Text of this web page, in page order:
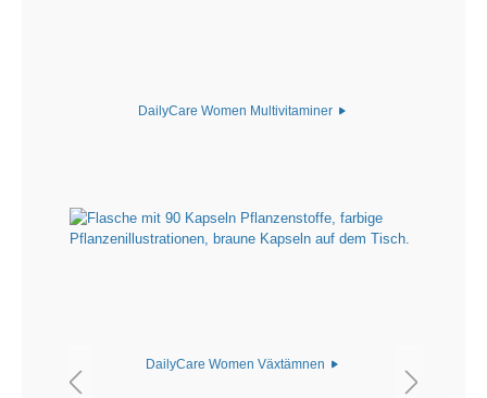
DailyCare Women Multivitaminer
DailyCare Women Växtämnen